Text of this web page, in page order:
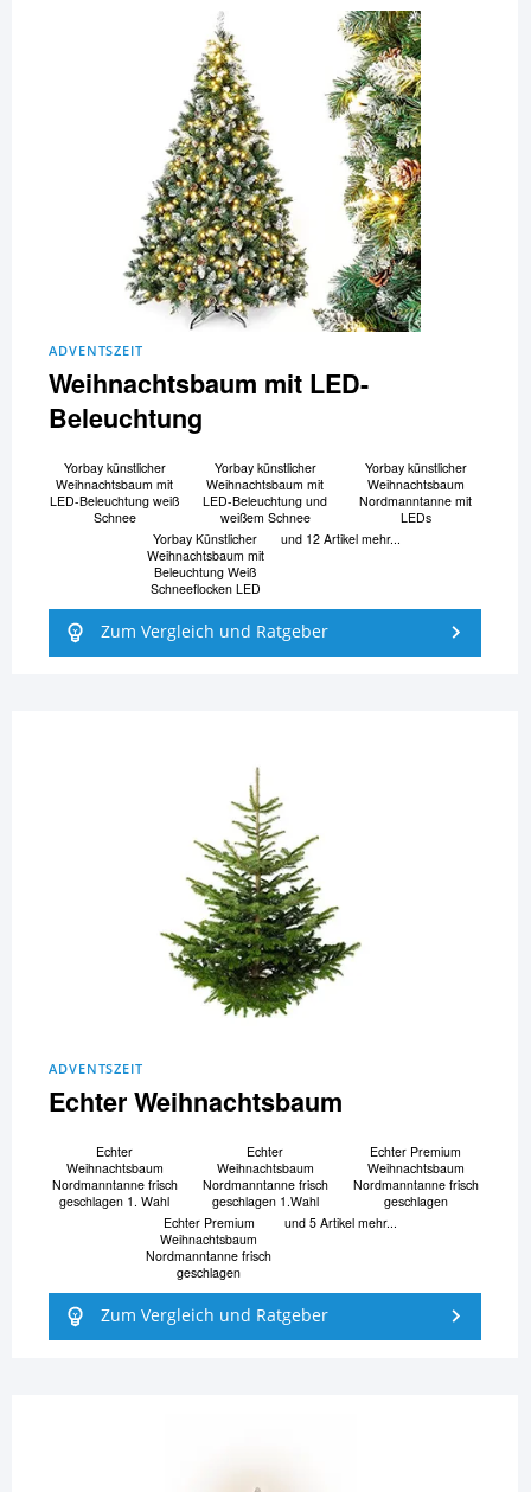
ADVENTSZEIT
Weihnachtsbaum mit LED-
Beleuchtung
Yorbay künstlicher
Weihnachtsbaum mit
LED-Beleuchtung weiß
Schnee
Yorbay künstlicher
Weihnachtsbaum mit
LED-Beleuchtung und
weißem Schnee
Yorbay künstlicher
Weihnachtsbaum
Nordmanntanne mit
LEDs
Yorbay Künstlicher
Weihnachtsbaum mit
Beleuchtung Weiß
Schneeflocken LED
und 12 Artikel mehr...
Zum Vergleich und Ratgeber
ADVENTSZEIT
Echter Weihnachtsbaum
Echter
Weihnachtsbaum
Nordmanntanne frisch
geschlagen 1. Wahl
Echter
Weihnachtsbaum
Nordmanntanne frisch
geschlagen 1.Wahl
Echter Premium
Weihnachtsbaum
Nordmanntanne frisch
geschlagen
Echter Premium
Weihnachtsbaum
Nordmanntanne frisch
geschlagen
und 5 Artikel mehr...
Zum Vergleich und Ratgeber